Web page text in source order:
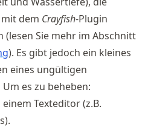
mit dem Crayfish-Plugin
Sie mehr im Abschnitt
). Es gibt jedoch ein kleines
eines ungültigen
es zu beheben:
einem Texteditor (z.B.